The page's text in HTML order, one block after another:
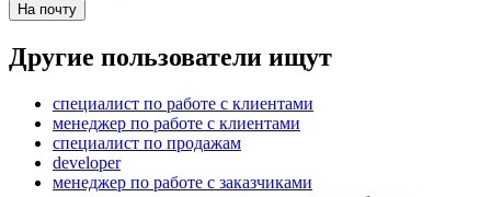
На почту
Другие пользователи ищут
специалист по работе с клиентами
менеджер по работе с клиентами
специалист по продажам
developer
менеджер по работе с заказчиками